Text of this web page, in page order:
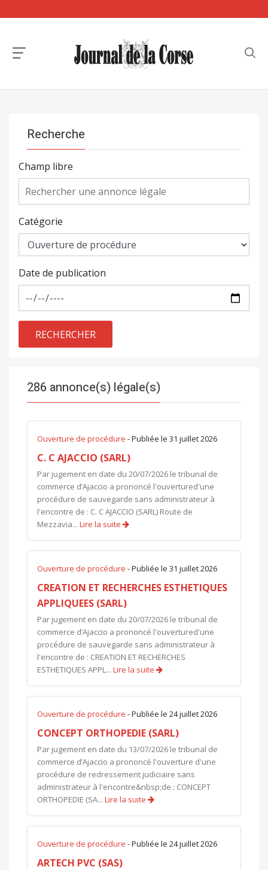
286 annonce(s) légale(s)
Ouverture de procédure - Publiée le 31 juillet 2026
C. C AJACCIO (SARL)
Par jugement en date du 20/07/2026 le tribunal de
commerce d’Ajaccio a prononcé l'ouvertured'une
procédure de sauvegarde sans administrateur à
l'encontre de : C. C AJACCIO (SARL) Route de
Mezzavia... Lire la suite
Ouverture de procédure - Publiée le 31 juillet 2026
CREATION ET RECHERCHES ESTHETIQUES
APPLIQUEES (SARL)
Par jugement en date du 20/07/2026 le tribunal de
commerce d’Ajaccio a prononcé l'ouvertured'une
procédure de sauvegarde sans administrateur à
l'encontre de : CREATION ET RECHERCHES
ESTHETIQUES APPL... Lire la suite
Ouverture de procédure - Publiée le 24 juillet 2026
CONCEPT ORTHOPEDIE (SARL)
Par jugement en date du 13/07/2026 le tribunal de
commerce d’Ajaccio a prononcé l'ouverture d'une
procédure de redressement judiciaire sans
administrateur à l'encontre&nbsp;de : CONCEPT
ORTHOPEDIE (SA... Lire la suite
Ouverture de procédure - Publiée le 24 juillet 2026
ARTECH PVC (SAS)
Recherche
Champ libre
Catégorie
Date de publication
RECHERCHER